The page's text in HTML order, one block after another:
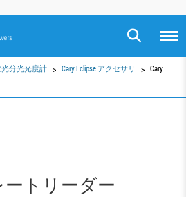
分光光度計 Cary Eclipse アクセサリ
Cary
トリーダー